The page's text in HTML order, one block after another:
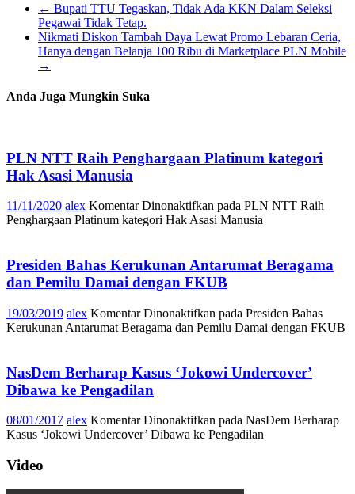
← Bupati TTU Tegaskan, Tidak Ada KKN Dalam Seleksi
Pegawai Tidak Tetap.
Nikmati Diskon Tambah Daya Lewat Promo Lebaran Ceria,
Hanya dengan Belanja 100 Ribu di Marketplace PLN Mobile
→
Anda Juga Mungkin Suka
PLN NTT Raih Penghargaan Platinum kategori
Hak Asasi Manusia
11/11/2020 alex Komentar Dinonaktifkan pada PLN NTT Raih
Penghargaan Platinum kategori Hak Asasi Manusia
Presiden Bahas Kerukunan Antarumat Beragama
dan Pemilu Damai dengan FKUB
19/03/2019 alex Komentar Dinonaktifkan pada Presiden Bahas
Kerukunan Antarumat Beragama dan Pemilu Damai dengan FKUB
NasDem Berharap Kasus ‘Jokowi Undercover’
Dibawa ke Pengadilan
08/01/2017 alex Komentar Dinonaktifkan pada NasDem Berharap
Kasus ‘Jokowi Undercover’ Dibawa ke Pengadilan
Video